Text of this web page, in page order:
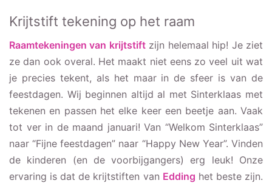
Krijtstift tekening op het raam
Raamtekeningen van krijtstiftzijn helemaal hip! Je ziet
ze dan ook overal. Het maakt niet eens zo veel uit wat
je precies tekent, als het maar in de sfeer is van de
feestdagen. Wij beginnen altijd al met Sinterklaas met
tekenen en passen het elke keer een beetje aan. Vaak
tot ver in de maand januari! Van “Welkom Sinterklaas”
naar “Fijne feestdagen” naar “Happy New Year”. Vinden
de kinderen (en de voorbijgangers) erg leuk! Onze
ervaring is dat de krijtstiften van Edding het beste zijn.